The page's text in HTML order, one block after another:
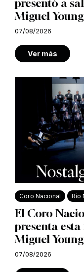
presentó a
Miguel Young
07/08/2026
Ver más
Coro Nacional Río
El Coro
presenta
Miguel Young
07/08/2026